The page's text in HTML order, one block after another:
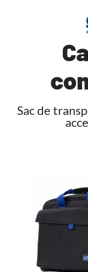
Sac de